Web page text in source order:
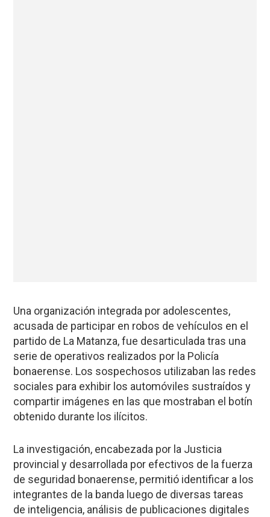
Una organización integrada por adolescentes,
acusada de participar en robos de vehículos en el
partido de La Matanza, fue desarticulada tras una
serie de operativos realizados por la Policía
bonaerense. Los sospechosos utilizaban las redes
sociales para exhibir los automóviles sustraídos y
compartir imágenes en las que mostraban el botín
obtenido durante los ilícitos.
La investigación, encabezada por la Justicia
provincial y desarrollada por efectivos de la fuerza
de seguridad bonaerense, permitió identificar a los
integrantes de la banda luego de diversas tareas
de inteligencia, análisis de publicaciones digitales